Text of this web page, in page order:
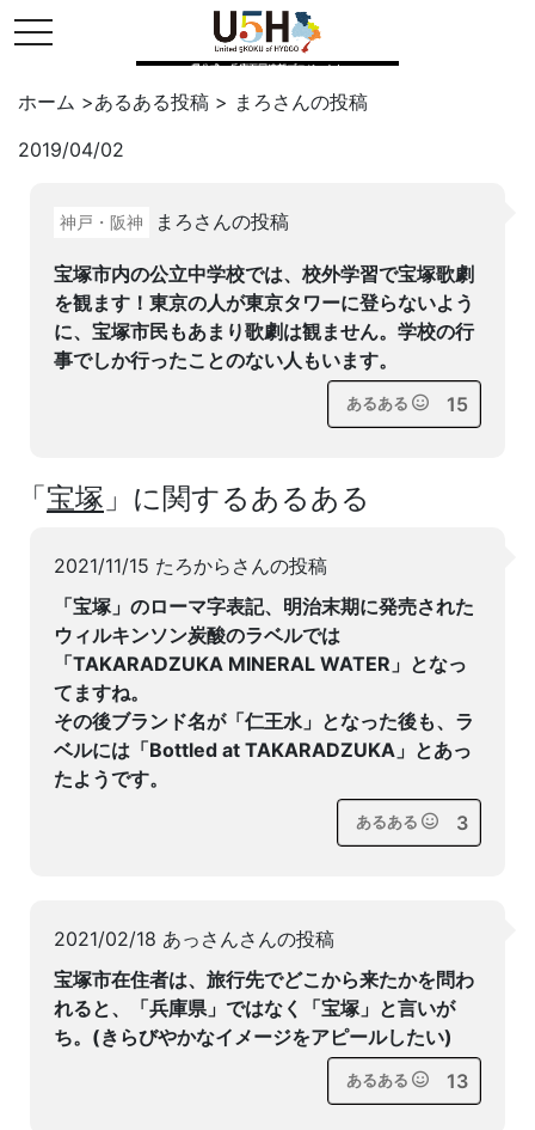
toggle navigation
県公式・兵庫五国連邦プロジェクト
ホーム >あるある投稿 > まろ さんの投稿
2019/04/02
神戸・阪神 まろさんの投稿
宝塚市内の公立中学校では、校外学習で宝塚歌劇
を観ます！東京の人が東京タワーに登らないよう
に、宝塚市民もあまり歌劇は観ません。学校の行
事でしか行ったことのない人もいます。
あるある 15
「宝塚 」に関するあるある
2021/11/15 たろからさんの投稿
「宝塚」のローマ字表記、明治末期に発売された
ウィルキンソン炭酸のラベルでは
「TAKARADZUKA MINERAL WATER」となっ
てますね。
その後ブランド名が「仁王水」となった後も、ラ
ベルには「Bottled at TAKARADZUKA」とあっ
たようです。
あるある 3
2021/02/18 あっさんさんの投稿
宝塚市在住者は、旅行先でどこから来たかを問わ
れると、「兵庫県」ではなく「宝塚」と言いが
ち。(きらびやかなイメージをアピールしたい)
あるある 13